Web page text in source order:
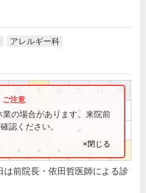
アレルギー科
祝
● ● ●
の場合があります。来院前
認ください。
×閉じる
は前院長・依田哲医師による診